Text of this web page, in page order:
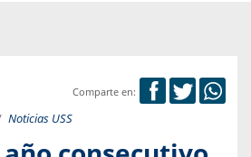
Comparte en:
Noticias USS